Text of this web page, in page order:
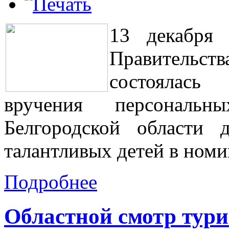
13 декабря
вручения
Белгородской
талантливых детей в
Подробнее
Областной смотр